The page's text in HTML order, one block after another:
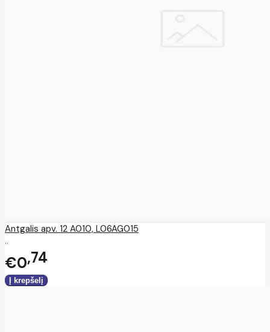
Antgalis apv. 12 A010, L06AG015
..
€0 74